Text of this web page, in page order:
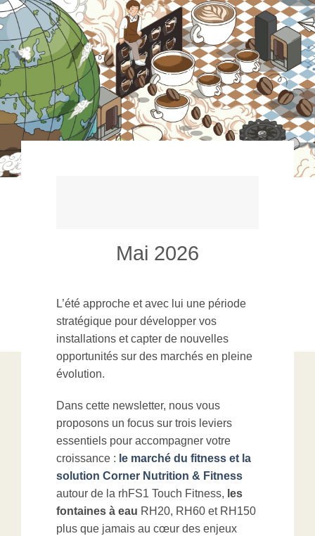
Mai 2026
L’été approche et avec lui une période
stratégique pour développer vos
installations et capter de nouvelles
opportunités sur des marchés en pleine
évolution.
Dans cette newsletter, nous vous
proposons un focus sur trois leviers
essentiels pour accompagner votre
croissance : le marché du fitness et la
solution Corner Nutrition & Fitness
autour de la rhFS1 Touch Fitness, les
fontaines à eau RH20, RH60 et RH150
plus que jamais au cœur des enjeux